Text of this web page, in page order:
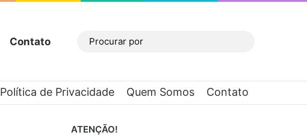
Contato Barra Lateral
Política de Privacidade Quem Somos Contato
ATENÇÃO!